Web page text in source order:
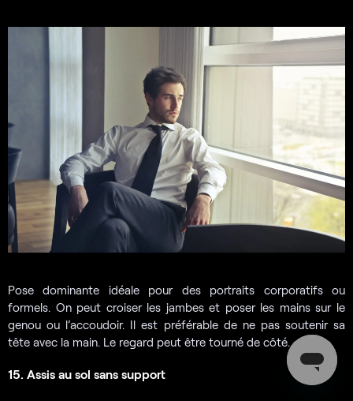
Pose dominante idéale pour des portraits corporatifs ou
formels. On peut croiser les jambes et poser les mains sur le
genou ou l’accoudoir. Il est préférable de ne pas soutenir sa
tête avec la main. Le regard peut être tourné de côté.
15. Assis au sol sans support